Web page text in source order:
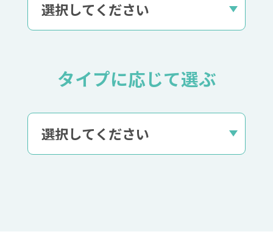
タイプに応じて選ぶ